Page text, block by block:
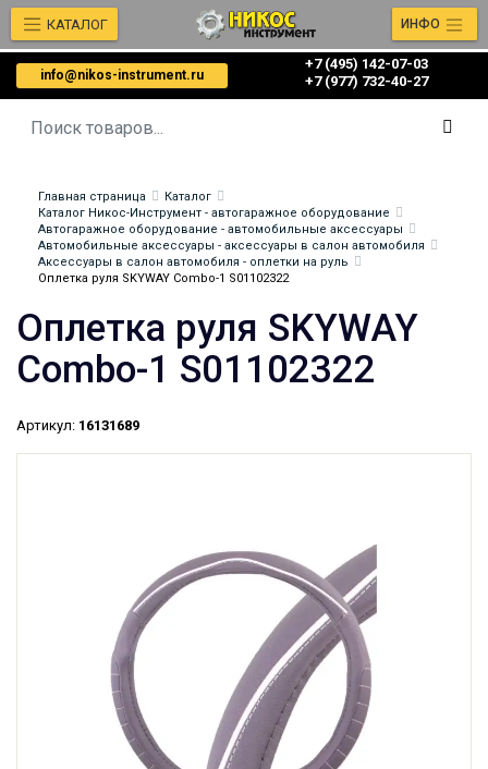
info@nikos-instrument.ru
+7 (495) 142-07-03
‎‎+7 (977) 732-40-27
КАТАЛОГ ИНФО
Главная страница
Каталог
Каталог Никос-Инструмент - автогаражное оборудование
Автогаражное оборудование - автомобильные аксессуары
Автомобильные аксессуары - аксессуары в салон автомобиля
Аксессуары в салон автомобиля - оплетки на руль
Оплетка руля SKYWAY Combo-1 S01102322
Оплетка руля SKYWAY
Combo-1 S01102322
Артикул: 16131689